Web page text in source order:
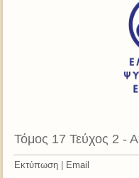
Τόμος 17 Τεύχος 2 -
Εκτύπωση | Email